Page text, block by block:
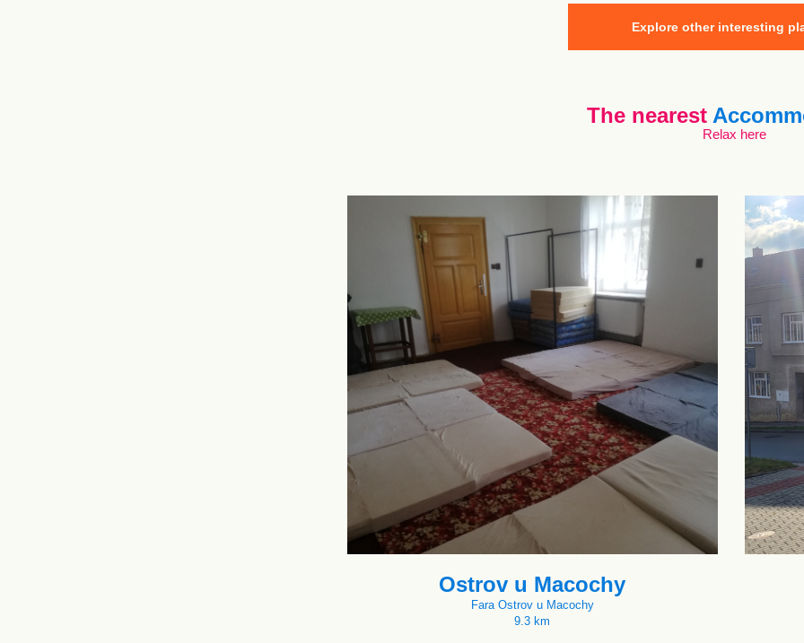
Explore other interesting
The nearest
Relax here
Ostrov u Macochy
Fara Ostrov u Macochy
9.3 km